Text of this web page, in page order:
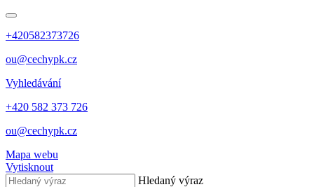
+420582373726
ou@cechypk.cz
Vyhledávání
+420 582 373 726
ou@cechypk.cz
Mapa webu
Vytisknout
Hledaný výraz